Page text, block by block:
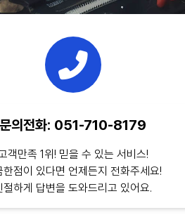
문의전화: 051-710-8179
객만족 1위! 믿을 수 있는 서비스!
한점이 있다면 언제든지 전화주세요!
절하게 답변을 도와드리고 있어요.